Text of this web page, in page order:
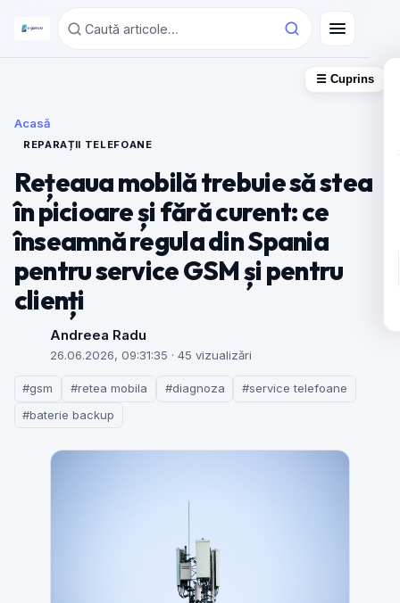
☰ Cuprins
Acasă
REPARAȚII TELEFOANE
Rețeaua mobilă trebuie să stea
în picioare și fără curent: ce
înseamnă regula din Spania
pentru service GSM și pentru
clienți
Andreea Radu
26.06.2026, 09:31:35 · 45 vizualizări
#gsm #retea mobila #diagnoza
#service telefoane
#baterie backup